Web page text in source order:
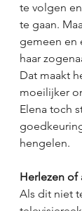
te volgen
te gaan.
gemeen en
haar
Dat maakt
moeilijker
Elena toch
hengelen.
Herlezen of
Als dit niet